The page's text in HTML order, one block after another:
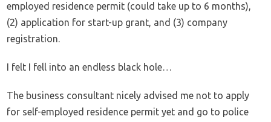
employed residence permit (could take up to 6 months),
(2) application for start-up grant, and (3) company
registration.
I felt I fell into an endless black hole…
The business consultant nicely advised me not to apply
for self-employed residence permit yet and go to police